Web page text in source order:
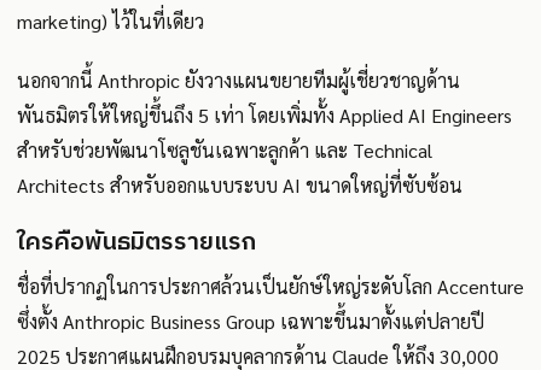
marketing) ไว้ในที่เดียว
นอกจากนี้ Anthropic ยังวางแผนขยายทีมผู้เชี่ยวชาญด้าน
พันธมิตรให้ใหญ่ขึ้นถึง 5 เท่า โดยเพิ่มทั้ง Applied AI Engineers
สำหรับช่วยพัฒนาโซลูชันเฉพาะลูกค้า และ Technical
Architects สำหรับออกแบบระบบ AI ขนาดใหญ่ที่ซับซ้อน
ใครคือพันธมิตรรายแรก
ชื่อที่ปรากฏในการประกาศล้วนเป็นยักษ์ใหญ่ระดับโลก Accenture
ซึ่งตั้ง Anthropic Business Group เฉพาะขึ้นมาตั้งแต่ปลายปี
2025 ประกาศแผนฝึกอบรมบุคลากรด้าน Claude ให้ถึง 30,000